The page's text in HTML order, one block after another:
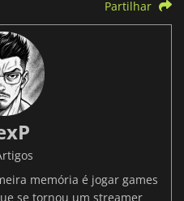
Partilhar
memória é jogar games
se tornou um streamer